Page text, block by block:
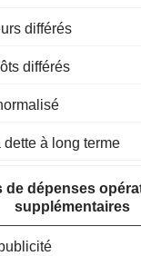
différés
différés
dette à long terme
de dépenses
supplémentaires